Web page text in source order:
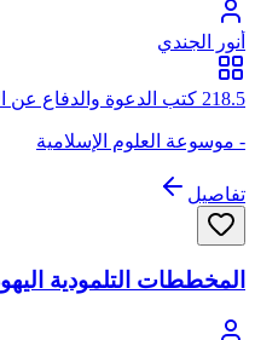
أنور الجندي
218.5 كتب الدعوة والدفاع عن الإسلام
- موسوعة العلوم الإسلامية
تفاصيل
المخططات التلمودية